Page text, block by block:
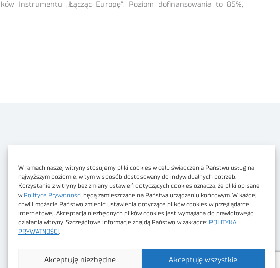
W ramach naszej witryny stosujemy pliki cookies w celu świadczenia Państwu usług na
najwyższym poziomie, w tym w sposób dostosowany do indywidualnych potrzeb.
Korzystanie z witryny bez zmiany ustawień dotyczących cookies oznacza, że pliki opisane
w Polityce Prywatności będą zamieszczane na Państwa urządzeniu końcowym. W każdej
chwili możecie Państwo zmienić ustawienia dotyczące plików cookies w przeglądarce
internetowej. Akceptacja niezbędnych plików cookies jest wymagana do prawidłowego
działania witryny. Szczegółowe informacje znajdą Państwo w zakładce: POLITYKA
PRYWATNOŚCI
Akceptuję wszystkie
Akceptuję niezbędne
Instrumentu „Łącząc Europę”. Poziom dofinansowania to 85%,
Dostępność cyfrowa
Regulamin Portalu
Regulamin sklepu